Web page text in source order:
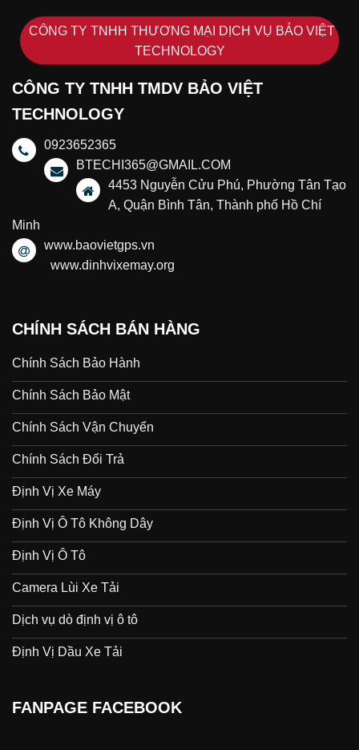
CÔNG TY TNHH THƯƠNG MẠI DỊCH VỤ BẢO VIỆT
TECHNOLOGY
CÔNG TY TNHH TMDV BẢO VIỆT
TECHNOLOGY
0923652365
BTECHI365@GMAIL.COM
4453 Nguyễn Cửu Phú, Phường Tân Tạo
A, Quận Bình Tân, Thành phố Hồ Chí
Minh
www.baovietgps.vn
www.dinhvixemay.org
CHÍNH SÁCH BÁN HÀNG
Chính Sách Bảo Hành
Chính Sách Bảo Mật
Chính Sách Vận Chuyển
Chính Sách Đổi Trả
Định Vị Xe Máy
Định Vị Ô Tô Không Dây
Định Vị Ô Tô
Camera Lùi Xe Tải
Dịch vụ dò định vị ô tô
Định Vị Dầu Xe Tải
FANPAGE FACEBOOK